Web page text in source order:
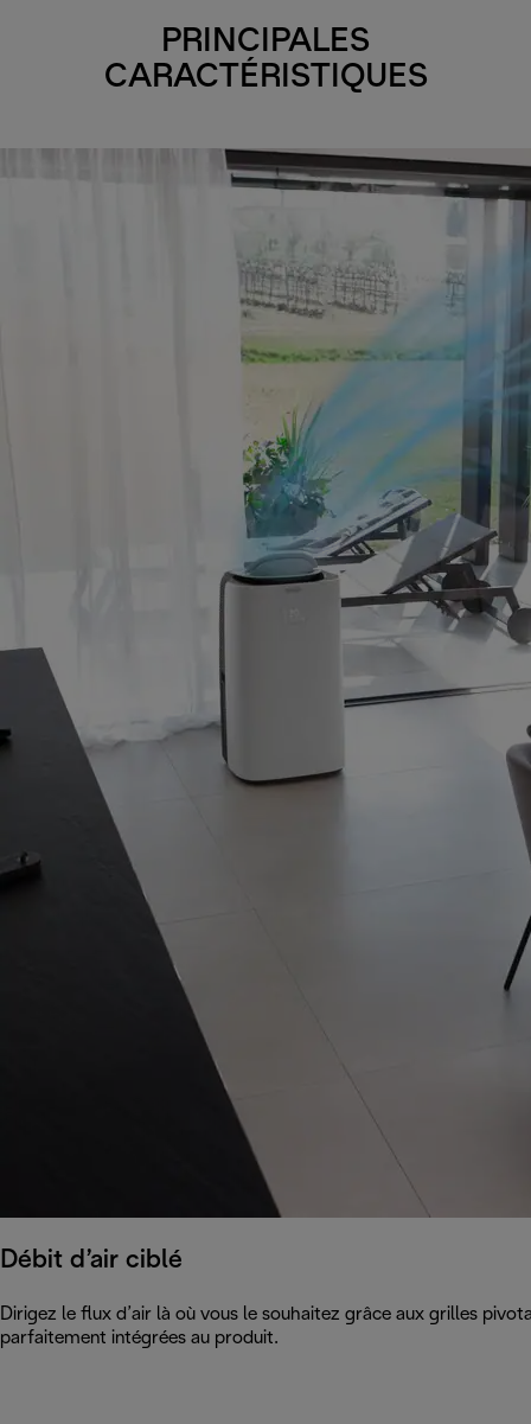
PRINCIPALES
CARACTÉRISTIQUES
Débit d’air ciblé
Dirigez le flux d’air là où vous le souhaitez grâce aux grilles
parfaitement intégrées au produit.